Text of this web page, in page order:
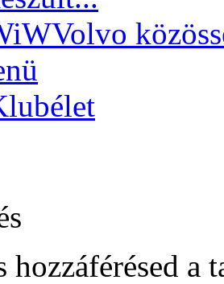
Volvo
hozzáférésed a